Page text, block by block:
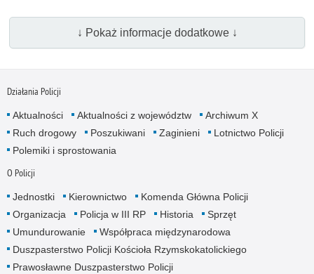
↓ Pokaż informacje dodatkowe ↓
Działania Policji
Aktualności Aktualności z województw
Archiwum X
Ruch drogowy
Poszukiwani Zaginieni
Lotnictwo Policji
Polemiki i sprostowania
O Policji
Jednostki Kierownictwo
Komenda Główna Policji
Organizacja
Policja w III RP Historia
Sprzęt
Umundurowanie
Współpraca międzynarodowa
Duszpasterstwo Policji Kościoła Rzymskokatolickiego
Prawosławne Duszpasterstwo Policji